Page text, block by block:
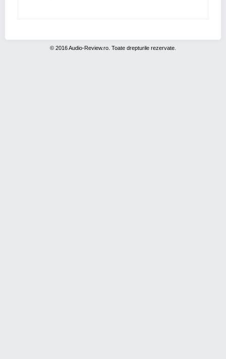
© 2016 Audio-Review.ro. Toate drepturile rezervate.